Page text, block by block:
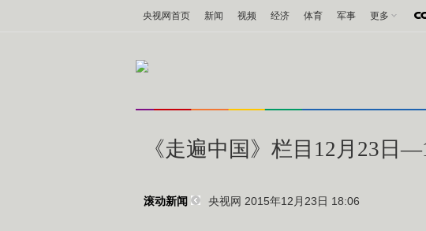
央视网首页 新闻 视频 经济 体育 军事 更多
《走遍中国》栏目12月23日
滚动新闻 央视网 2015年12月23日 18:06